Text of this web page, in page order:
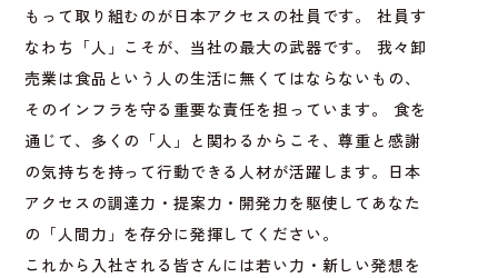
もって取り組むのが日本アクセスの社員です。 社員す
なわち「人」こそが、当社の最大の武器です。 我々卸
売業は食品という人の生活に無くてはならないもの、
そのインフラを守る重要な責任を担っています。 食を
通じて、多くの「人」と関わるからこそ、尊重と感謝
の気持ちを持って行動できる人材が活躍します。日本
アクセスの調達力・提案力・開発力を駆使してあなた
の「人間力」を存分に発揮してください。
これから入社される皆さんには若い力・新しい発想を